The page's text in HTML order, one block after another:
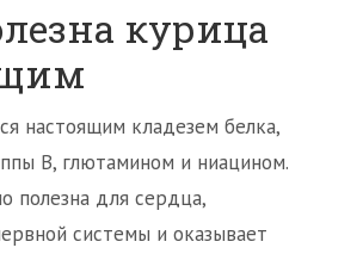
курица
настоящим кладезем белка,
В, глютамином и ниацином.
полезна для сердца,
системы и оказывает